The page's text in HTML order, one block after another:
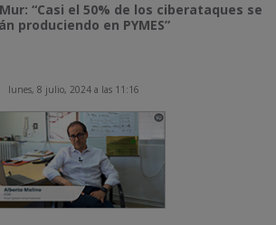
“Casi el 50% de los ciberataques se
produciendo en PYMES”
lunes, 8 julio, 2024 a las 11:16